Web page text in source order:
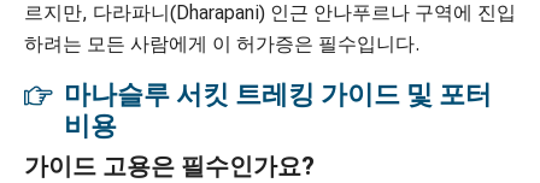
르지만, 다라파니(Dharapani) 인근 안나푸르나 구역에 진입
하려는 모든 사람에게 이 허가증은 필수입니다.
마나슬루 서킷 트레킹 가이드 및 포터
비용
가이드 고용은 필수인가요?